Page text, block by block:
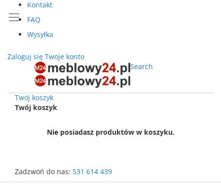
Kontakt
FAQ
Wysyłka
Zaloguj się Twoje konto
Search
Twój koszyk
Twój koszyk
Nie posiadasz produktów w koszyku.
Zadzwoń do nas: 531 614 439
Przejdź